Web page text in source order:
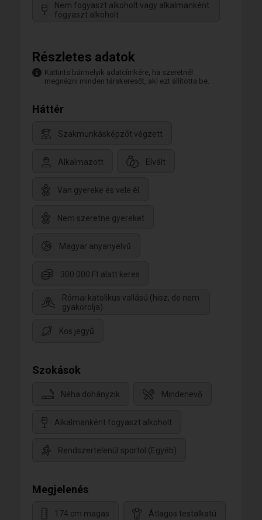
Nem fogyaszt alkoholt vagy alkalmanként
fogyaszt alkoholt
Részletes adatok
Kattints bármelyik adatcímkére, ha szeretnél
megnézni minden társkeresőt, aki ezt állította be.
Háttér
Szakmunkásképzőt végzett
Alkalmazott Elvált
Van gyereke és vele él
Nem szeretne gyereket
Magyar anyanyelvű
300.000 Ft alatt keres
Római katolikus vallású (hisz, de nem
gyakorolja)
Kos jegyű
Szokások
Néha dohányzik Mindenevő
Alkalmanként fogyaszt alkoholt
Rendszertelenül sportol (Egyéb)
Megjelenés
174 cm magas Átlagos testalkatú